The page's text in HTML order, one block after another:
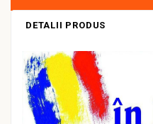
DETALII PRODUS